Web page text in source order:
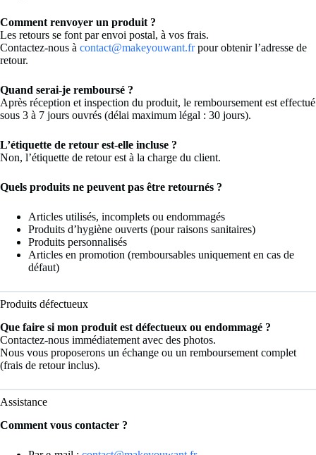
Comment renvoyer un produit ?
Les retours se font par envoi postal, à vos frais.
Contactez-nous à contact@makeyouwant.frpour obtenir l’adresse de
retour.
Quand serai-je remboursé ?
Après réception et inspection du produit, le remboursement est effectué
sous 3 à 7 jours ouvrés (délai maximum légal : 30 jours).
L’étiquette de retour est-elle incluse ?
Non, l’étiquette de retour est à la charge du client.
Quels produits ne peuvent pas être retournés ?
Articles utilisés, incomplets ou endommagés
Produits d’hygiène ouverts (pour raisons sanitaires)
Produits personnalisés
Articles en promotion (remboursables uniquement en cas de
défaut)
Produits défectueux
Que faire si mon produit est défectueux ou endommagé ?
Contactez-nous immédiatement avec des photos.
Nous vous proposerons un échange ou un remboursement complet
(frais de retour inclus).
Assistance
Comment vous contacter ?